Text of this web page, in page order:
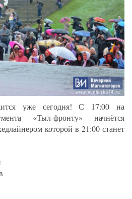
уже сегодня! С 17:00 на
«Тыл-фронту» начнётся
которой в 21:00 станет